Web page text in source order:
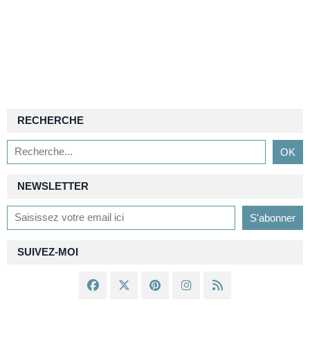
NEWSLETTER
SUIVEZ-MOI
RECHERCHE